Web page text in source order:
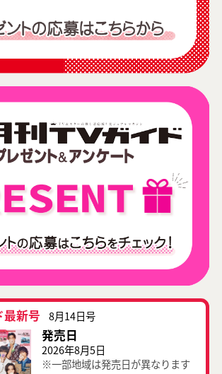
最新号 8月14日号
発売日
2026年8月5日
※一部地域は発売日が異なります